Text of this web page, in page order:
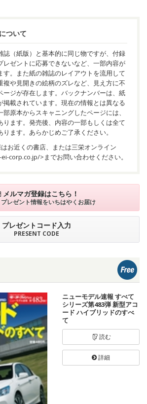
ついて
誌（紙版）と基本的に同じ物ですが、付録
レゼントに応募できないなど、一部内容が
す。また紙の雑誌のレイアウトを流用して
複や見開きの絵柄のズレなど、見え方に不
ージが存在します。バックナンバーは、紙
掲載されています。現在の情報とは異なる
原本からスキャニングしたページには、
ります。発売後、内容の一部もしくは全て
ます。あらかじめご了承ください。
お近くの書店、または三栄オンライン
corp.co.jp/>までお問い合わせください。
メルマガ登録はこちら！
レゼント情報をいちはやくお届け
プレゼントコード入力
PRESENT CODE
ニューモデル速報 すべて
シリーズ第483弾 新型アコ
ード ハイブリッドのすべ
て
読む
詳細